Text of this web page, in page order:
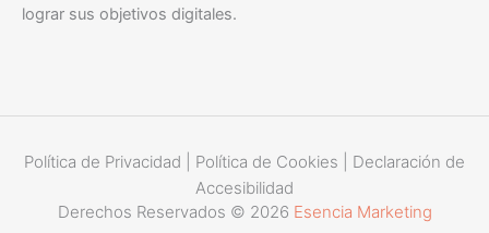
lograr sus objetivos digitales.
Política de Privacidad Política de Cookies
Declaración de
Accesibilidad
Derechos Reservados © 2026 Esencia Marketing